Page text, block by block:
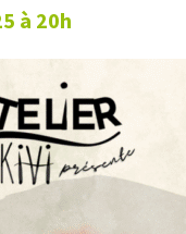
à 20h